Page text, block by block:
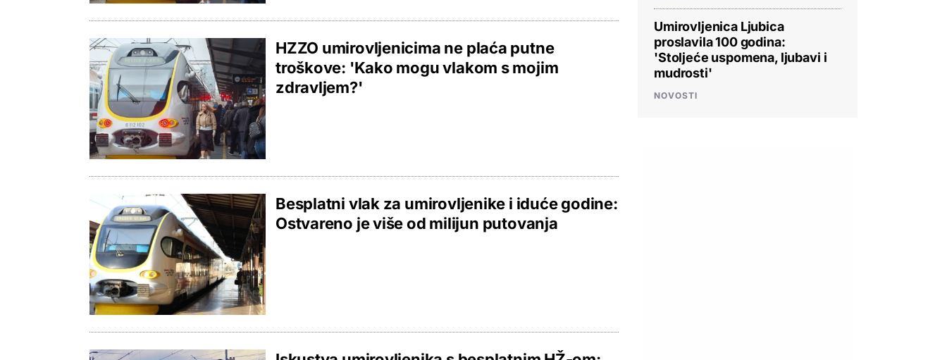
HZZO umirovljenicima ne plaća putne
troškove: 'Kako mogu vlakom s mojim
zdravljem?'
Besplatni vlak za umirovljenike i iduće godine:
Ostvareno je više od milijun putovanja
Umirovljenica Ljubica
proslavila 100 godina:
'Stoljeće uspomena, ljubavi i
mudrosti'
NOVOSTI